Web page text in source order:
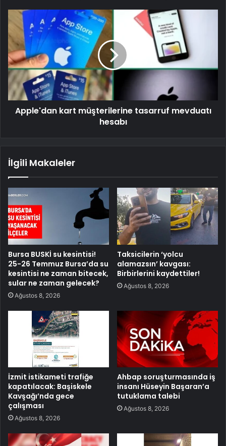
Apple'dan kart müşterilerine tasarruf mevduatı
hesabı
İlgili Makaleler
Bursa BUSKİ su kesintisi!
25-26 Temmuz Bursa’da su
kesintisi ne zaman bitecek,
sular ne zaman gelecek?
Ağustos 8, 2026
Taksicilerin ‘yolcu
alamazsın’ kavgası:
Birbirlerini kaydettiler!
Ağustos 8, 2026
İzmit istikameti trafiğe
kapatılacak: Başiskele
Kavşağı’nda gece
çalışması
Ağustos 8, 2026
Ahbap soruşturmasında iş
insanı Hüseyin Başaran’a
tutuklama talebi
Ağustos 8, 2026